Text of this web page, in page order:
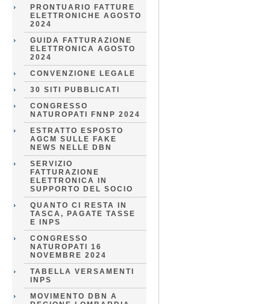
PRONTUARIO FATTURE
ELETTRONICHE AGOSTO
2024
GUIDA FATTURAZIONE
ELETTRONICA AGOSTO
2024
CONVENZIONE LEGALE
30 SITI PUBBLICATI
CONGRESSO
NATUROPATI FNNP 2024
ESTRATTO ESPOSTO
AGCM SULLE FAKE
NEWS NELLE DBN
SERVIZIO
FATTURAZIONE
ELETTRONICA IN
SUPPORTO DEL SOCIO
QUANTO CI RESTA IN
TASCA, PAGATE TASSE
E INPS
CONGRESSO
NATUROPATI 16
NOVEMBRE 2024
TABELLA VERSAMENTI
INPS
MOVIMENTO DBN A